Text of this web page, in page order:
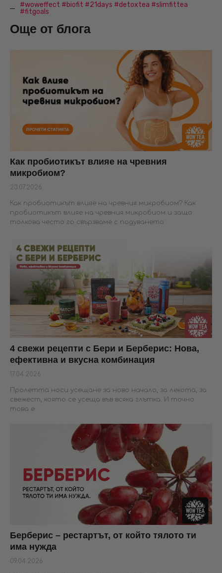
#woweffect #biofit #21days #detoxtea #slimfittea
#fitgoals
Още от блога
Как пробиотикът влияе на чревния
микробиом?
23.07.2026
Как пробиотикът влияе на чревния микробиом? Как
пробиотикът влияе на чревния микробиом и защо
толкова често го свързваме с подуването
4 свежи рецепти с Бери и Берберис: Нова,
ефективна и вкусна комбинация
17.04.2026
Пролетта носи усещане за ново начало, за лекота, за
свежест, която се усеща във всяка глътка. И точно
това е
Берберис – рестартът, от който тялото ти
има нужда
09.04.2026